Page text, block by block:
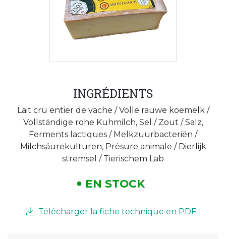
INGRÉDIENTS
Lait cru entier de vache / Volle rauwe koemelk /
Vollständige rohe Kuhmilch, Sel / Zout / Salz,
Ferments lactiques / Melkzuurbacteriën /
Milchsäurekulturen, Présure animale / Dierlijk
stremsel / Tierischem Lab
EN STOCK
Télécharger la fiche technique en PDF